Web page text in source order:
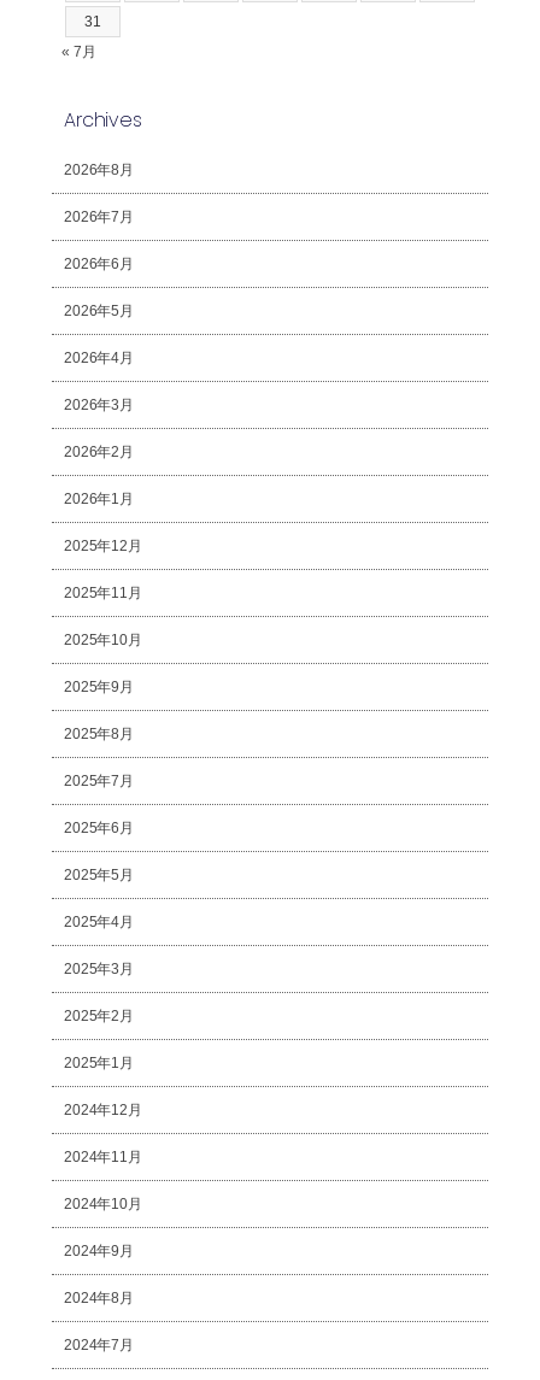
31
« 7月
Archives
2026年8月
2026年7月
2026年6月
2026年5月
2026年4月
2026年3月
2026年2月
2026年1月
2025年12月
2025年11月
2025年10月
2025年9月
2025年8月
2025年7月
2025年6月
2025年5月
2025年4月
2025年3月
2025年2月
2025年1月
2024年12月
2024年11月
2024年10月
2024年9月
2024年8月
2024年7月